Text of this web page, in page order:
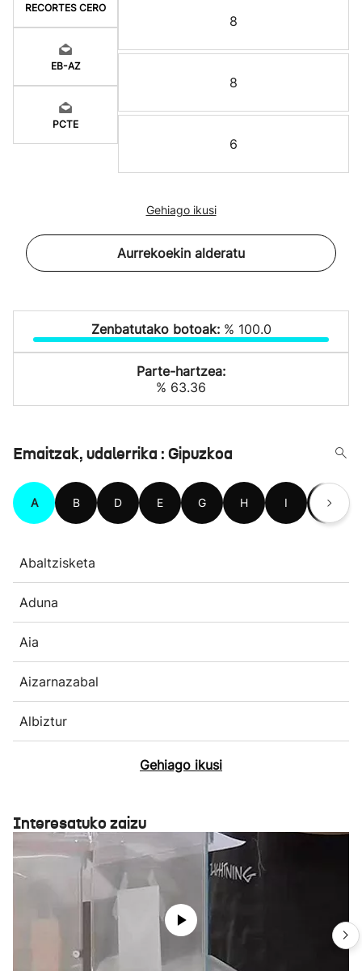
RECORTES CERO
EB-AZ
PCTE
8
8
6
Gehiago ikusi
Aurrekoekin alderatu
Zenbatutako botoak: % 100.0
Parte-hartzea:
% 63.36
Emaitzak, udalerrika : Gipuzkoa
A B D E G H I L
Abaltzisketa
Aduna
Aia
Aizarnazabal
Albiztur
Gehiago ikusi
Interesatuko zaizu